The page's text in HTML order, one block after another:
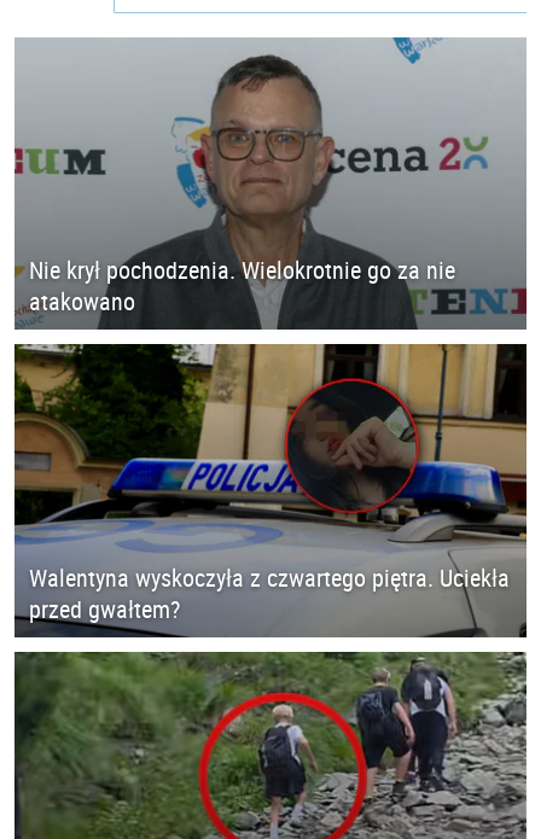
Nie krył pochodzenia. Wielokrotnie go za nie
atakowano
Walentyna wyskoczyła z czwartego piętra. Uciekła
przed gwałtem?